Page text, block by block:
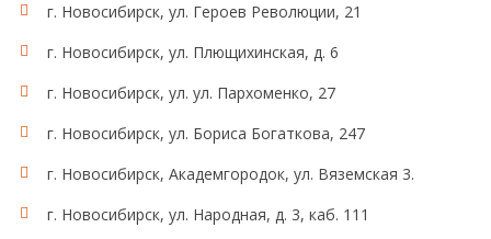
г. Новосибирск, ул. Героев Революции, 21
г. Новосибирск, ул. Плющихинская, д. 6
г. Новосибирск, ул. ул. Пархоменко, 27
г. Новосибирск, ул. Бориса Богаткова, 247
г. Новосибирск, Академгородок, ул. Вяземская 3.
г. Новосибирск, ул. Народная, д. 3, каб. 111